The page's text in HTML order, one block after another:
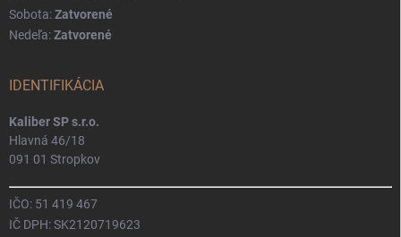
Sobota:Zatvorené
Nedeľa:Zatvorené
IDENTIFIKÁCIA
Kaliber SP s.r.o.
Hlavná 46/18
091 01 Stropkov
IČO: 51 419 467
IČ DPH: SK2120719623